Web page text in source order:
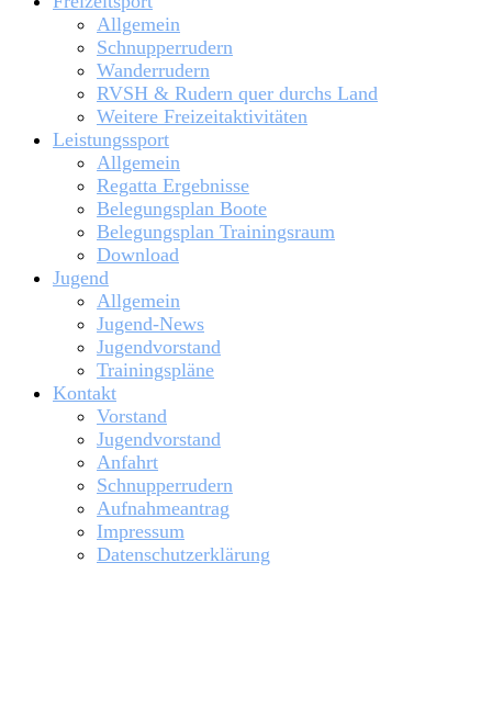
Allgemein
Schnupperrudern
Wanderrudern
RVSH & Rudern quer durchs Land
Weitere Freizeitaktivitäten
Leistungssport
Allgemein
Regatta Ergebnisse
Belegungsplan Boote
Belegungsplan Trainingsraum
Download
Jugend
Allgemein
Jugend-News
Jugendvorstand
Trainingspläne
Kontakt
Vorstand
Jugendvorstand
Anfahrt
Schnupperrudern
Aufnahmeantrag
Impressum
Datenschutzerklärung